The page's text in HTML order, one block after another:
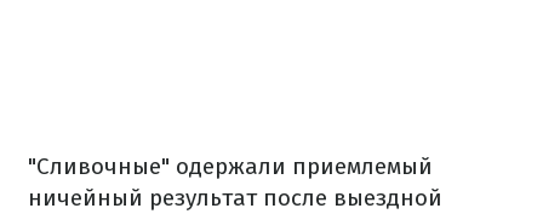
"Сливочные" одержали приемлемый
ничейный результат после выездной